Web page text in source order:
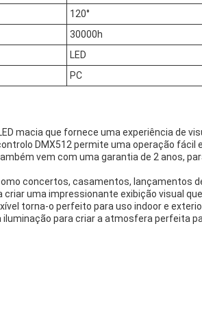
120°
30000h
LED
PC
macia que fornece uma experiência de
DMX512 permite uma operação fácil
vem com uma garantia de 2 anos,
concertos, casamentos, lançamentos
uma impressionante exibição visual
torna-o perfeito para uso indoor e
para criar a atmosfera perfeita